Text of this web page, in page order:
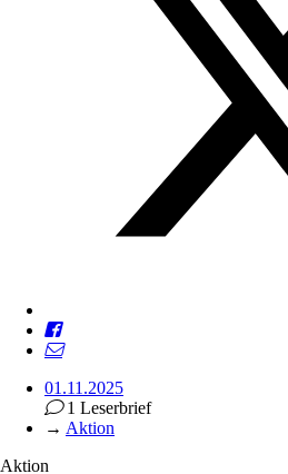
01.11.2025
1 Leserbrief
→ Aktion
Aktion